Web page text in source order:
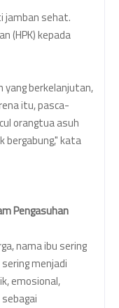
jamban sehat.
(HPK) kepada
yang berkelanjutan,
itu, pasca-
orangtua asuh
bergabung," kata
Pengasuhan
nama ibu sering
menjadi
emosional,